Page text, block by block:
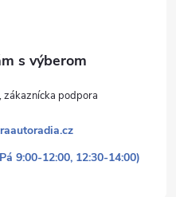
9:00-12:00, 12:30-14:00)